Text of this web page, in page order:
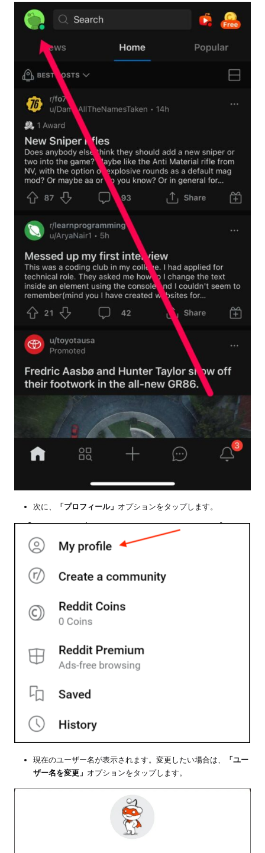
次に、 「プロフィール」 オプションをタップします。
現在のユーザー名が表示されます。変更したい場合は、
「ユー
ザー名を変更」 オプションをタップします。